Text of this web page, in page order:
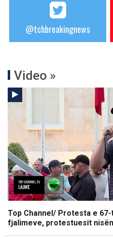
@tchbreakingnews
Video »
Top Channel/ Protesta e
fjalimeve, protestuesit